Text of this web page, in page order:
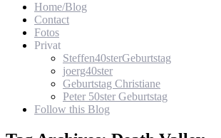
Home/Blog
Contact
Fotos
Privat
Steffen40sterGeburtstag
joerg40ster
Geburtstag Christiane
Peter 50ster Geburtstag
Follow this Blog